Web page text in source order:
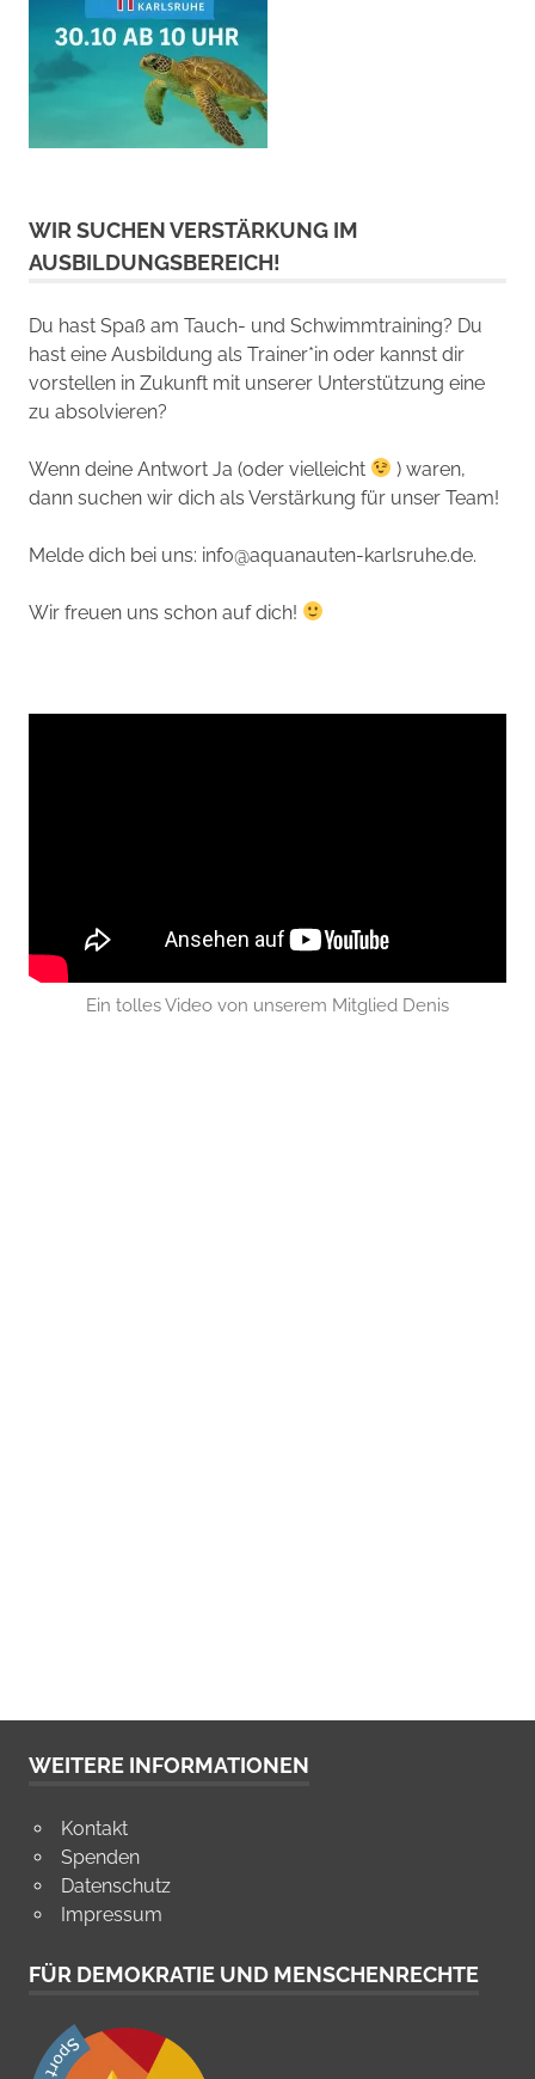
WIR SUCHEN VERSTÄRKUNG IM
AUSBILDUNGSBEREICH!
Du hast Spaß am Tauch- und Schwimmtraining? Du
hast eine Ausbildung als Trainer*in oder kannst dir
vorstellen in Zukunft mit unserer Unterstützung eine
zu absolvieren?
Wenn deine Antwort Ja (oder vielleicht
) waren,
dann suchen wir dich als Verstärkung für unser Team!
Melde dich bei uns: info@aquanauten-karlsruhe.de.
Wir freuen uns schon auf dich!
Ein tolles Video von unserem Mitglied Denis
WEITERE INFORMATIONEN
Kontakt
Spenden
Datenschutz
Impressum
FÜR DEMOKRATIE UND MENSCHENRECHTE